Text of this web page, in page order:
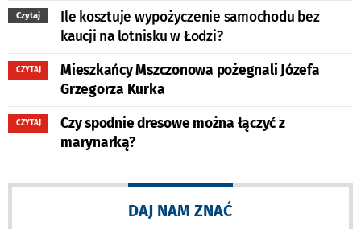
Czytaj
Ile kosztuje wypożyczenie samochodu bez
kaucji na lotnisku w Łodzi?
CZYTAJ
Mieszkańcy Mszczonowa pożegnali Józefa
Grzegorza Kurka
CZYTAJ
Czy spodnie dresowe można łączyć z
marynarką?
DAJ NAM ZNAĆ